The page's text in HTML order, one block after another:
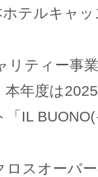
テルキャ
リティー事
本年度は
IL
ロスオーバ